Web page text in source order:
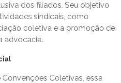
dos filiados. Seu objetivo
sindicais, como
coletiva e a promoção de
advocacia.
Coletivas, essa